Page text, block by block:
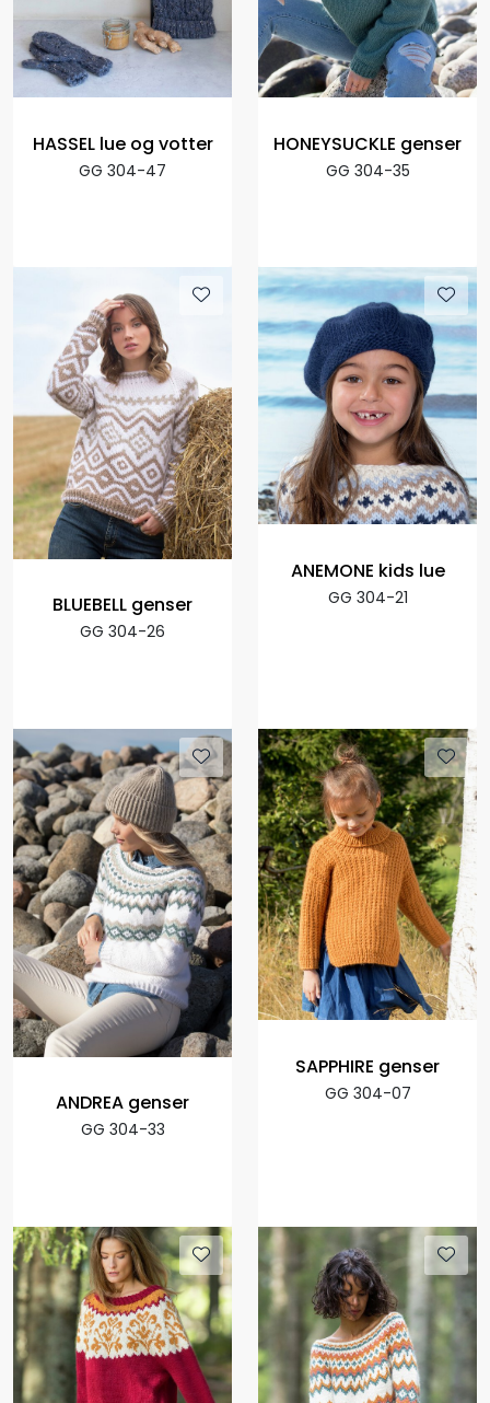
HASSEL lue og votter
GG 304-47
HONEYSUCKLE genser
GG 304-35
BLUEBELL genser
GG 304-26
ANEMONE kids lue
GG 304-21
ANDREA genser
GG 304-33
SAPPHIRE genser
GG 304-07